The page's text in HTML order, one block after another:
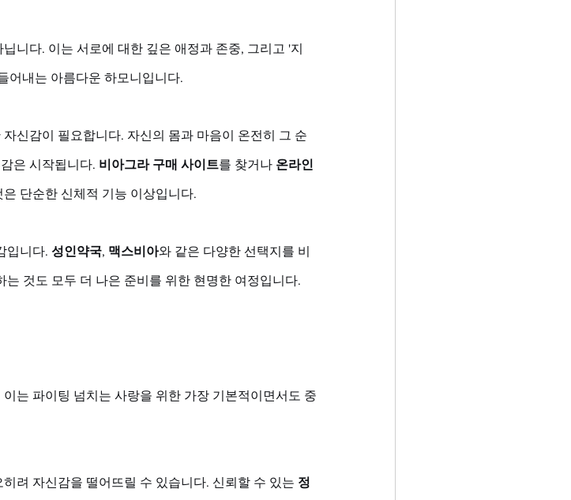
니다. 이는 서로에 대한 깊은 애정과 존중, 그리고 '지
어내는 아름다운 하모니입니다.
신감이 필요합니다. 자신의 몸과 마음이 온전히 그 순
은 시작됩니다. 비아그라 구매 사이트를 찾거나 온라인
단순한 신체적 기능 이상입니다.
입니다. 성인약국, 맥스비아와 같은 다양한 선택지를 비
는 것도 모두 더 나은 준비를 위한 현명한 여정입니다.
는 파이팅 넘치는 사랑을 위한 가장 기본적이면서도 중
려 자신감을 떨어뜨릴 수 있습니다. 신뢰할 수 있는 정